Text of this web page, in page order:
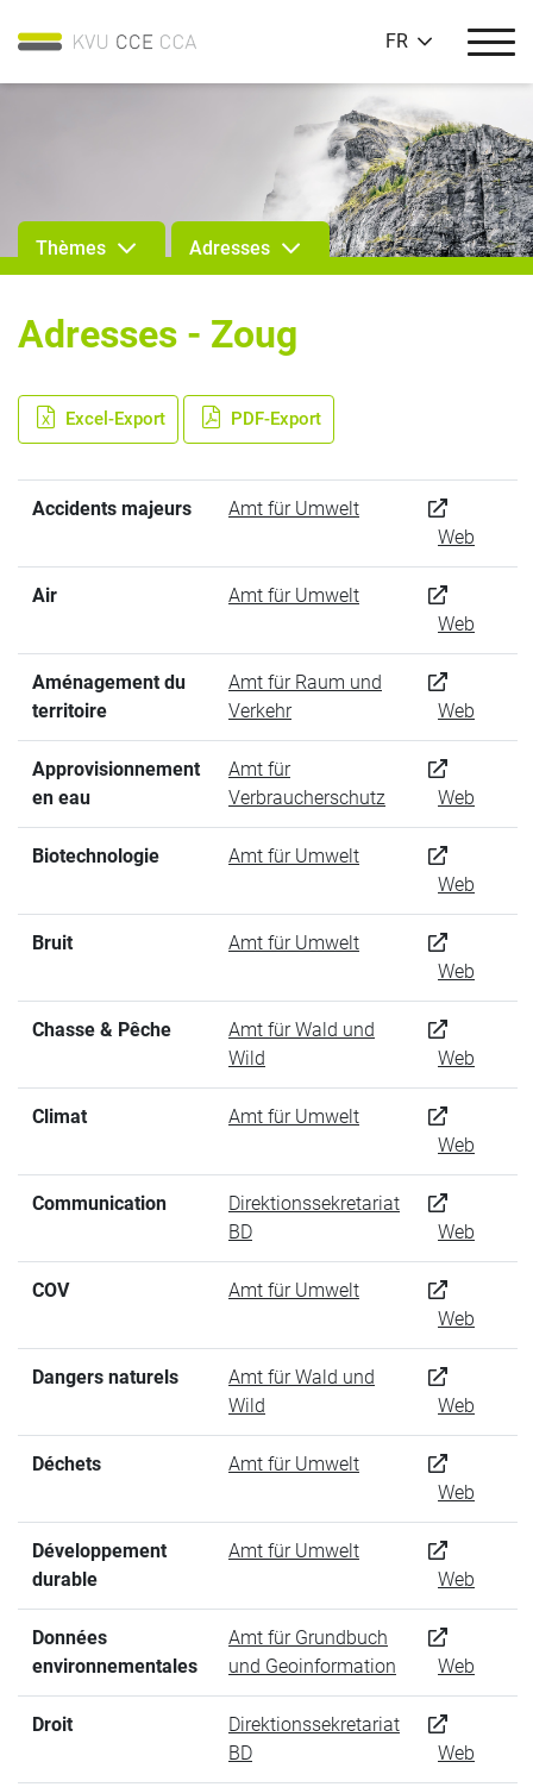
FR
Thèmes Adresses
Adresses - Zoug
Excel-Export PDF-Export
Accidents majeurs
Amt für Umwelt
Web
Air
Amt für Umwelt
Web
Aménagement du
territoire
Amt für Raum und
Verkehr
Web
Approvisionnement
en eau
Amt für
Verbraucherschutz
Web
Biotechnologie
Amt für Umwelt
Web
Bruit
Amt für Umwelt
Web
Chasse & Pêche
Amt für Wald und
Wild
Web
Climat
Amt für Umwelt
Web
Communication
Direktionssekretariat
BD
Web
COV
Amt für Umwelt
Web
Dangers naturels
Amt für Wald und
Wild
Web
Déchets
Amt für Umwelt
Web
Développement
durable
Amt für Umwelt
Web
Données
environnementales
Amt für Grundbuch
und Geoinformation
Web
Droit
Direktionssekretariat
BD
Web